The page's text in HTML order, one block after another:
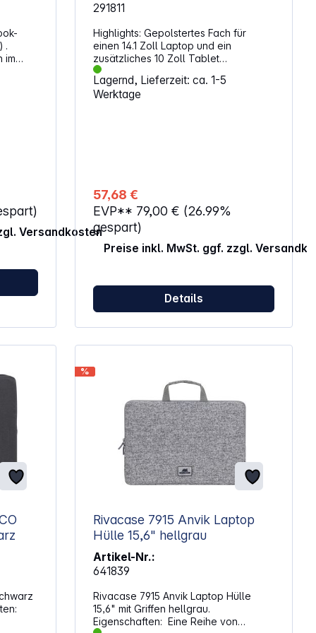
.
im
dabei,
das
der
bei
für
Tag
Versandkosten
291811
Highlights: Gepolstertes Fach für
einen 14.1 Zoll Laptop und ein
zusätzliches 10 Zoll Tablet
Mehrzweckseitentaschen mit
Reissverschluss für eine
Wasserflasche Hauptfach mit
Lagernd, Lieferzeit: ca. 1-5
Werktage
57,68 €
EVP** 79,00 € (26.99%
gespart)
Preise inkl. MwSt. ggf. zzgl.
Details
%
Rivacase 7915 Anvik Laptop
Hülle 15,6" hellgrau
Artikel-Nr.:
641839
Rivacase 7915 Anvik Laptop Hülle
15,6" mit Griffen hellgrau.
Eigenschaften: Eine Reihe von